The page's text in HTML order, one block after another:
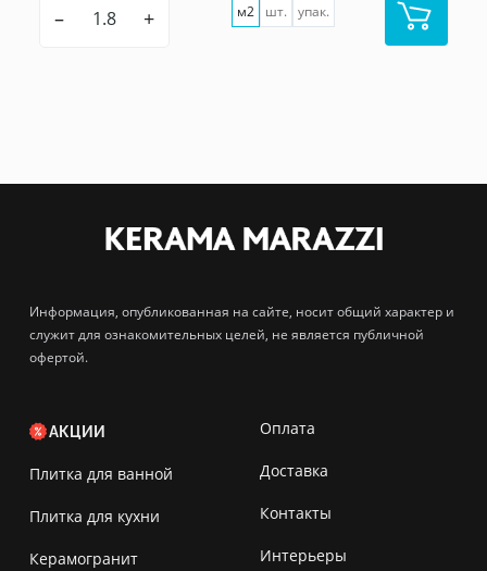
– + м2 шт. упак.
Информация, опубликованная на сайте, носит общий характер и
служит для ознакомительных целей, не является публичной
офертой.
АКЦИИ
Плитка для ванной
Плитка для кухни
Керамогранит
Оплата
Доставка
Контакты
Интерьеры